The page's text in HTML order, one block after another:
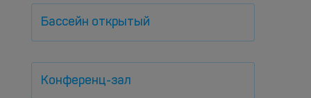
Бассейн открытый
Конференц-зал